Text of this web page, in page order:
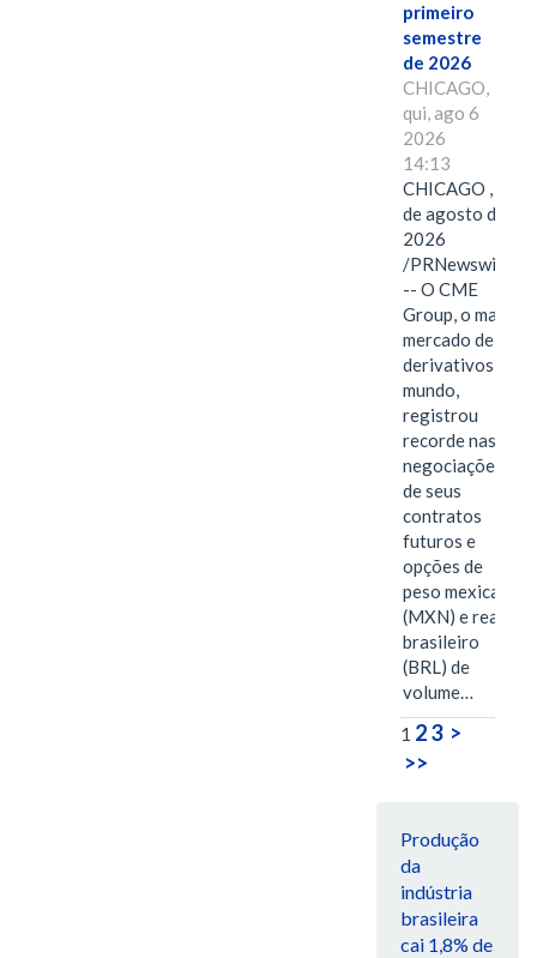
primeiro
semestre
de 2026
CHICAGO,
qui, ago 6
2026
14:13
CHICAGO , 6
de agosto de
2026
/PRNewswire/
-- O CME
Group, o maior
mercado de
derivativos do
mundo,
registrou
recorde nas
negociações
de seus
contratos
futuros e
opções de
peso mexicano
(MXN) e real
brasileiro
(BRL) de
volume…
1 23 >
>>
Produção
da
indústria
brasileira
cai 1,8% de